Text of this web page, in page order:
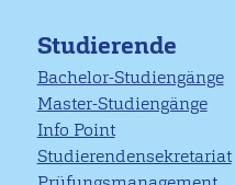
Studierende
Bachelor-Studiengänge
Master-Studiengänge
Info Point
Studierendensekretariat